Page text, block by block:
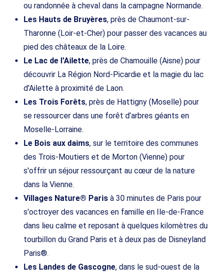
ou randonnée à cheval dans la campagne Normande.
Les Hauts de Bruyères, près de Chaumont-sur-
Tharonne (Loir-et-Cher) pour passer des vacances au
pied des châteaux de la Loire.
Le Lac de l'Ailette, près de Chamouille (Aisne) pour
découvrir La Région Nord-Picardie et la magie du lac
d'Ailette à proximité de Laon.
Les Trois Forêts, près de Hattigny (Moselle) pour
se ressourcer dans une forêt d’arbres géants en
Moselle-Lorraine.
Le Bois aux daims, sur le territoire des communes
des Trois-Moutiers et de Morton (Vienne) pour
s'offrir un séjour ressourçant au cœur de la nature
dans la Vienne.
Villages Nature® Paris à 30 minutes de Paris pour
s'octroyer des vacances en famille en Ile-de-France
dans lieu calme et reposant à quelques kilomètres du
tourbillon du Grand Paris et à deux pas de Disneyland
Paris®.
Les Landes de Gascogne, dans le sud-ouest de la